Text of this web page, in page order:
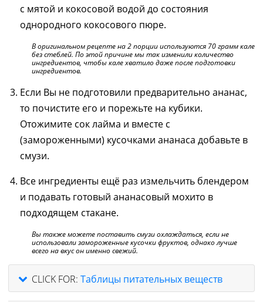
с мятой и кокосовой водой до состояния
однородного кокосового пюре.
В оригинальном рецепте на 2 порции используются 70 грамм кале
без стеблей. По этой причине мы так изменили количество
ингредиентов, чтобы кале хватило даже после подготовки
ингредиентов.
Если Вы не подготовили предварительно ананас,
то почистите его и порежьте на кубики.
Отожимите сок лайма и вместе с
(замороженными) кусочками ананаса добавьте в
смузи.
Все ингредиенты ещё раз измельчить блендером
и подавать готовый ананасовый мохито в
подходящем стакане.
Вы также можете поставить смузи охлаждаться, если не
использовали замороженные кусочки фруктов, однако лучше
всего на вкус он именно свежий.
CLICK FOR: Таблицы питательных веществ